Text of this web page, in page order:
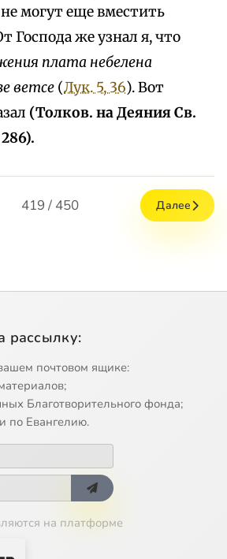
могут еще вместить
Господа же узнал я, что
плата небелена
ветсе (Лук. 5, 36). Вот
(Толков. на Деяния Св.
419 / 450 Далее
рассылку:
почтовом ящике:
Благотворительного фонда;
по Евангелию.
на платформе